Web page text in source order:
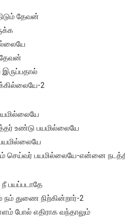
தேவன்
தேவன்
2
உண்டு பயமில்லையே
செய்வர் பயமில்லையே-என்னை
நீ பயப்படாதே
நம் துணை நிற்கின்றார்-2
போல் எதிராக வந்தாலும்